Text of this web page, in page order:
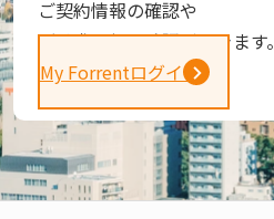
ご契約情報の確認や
ご請求金額の確認ができます。
My Forrentログイン